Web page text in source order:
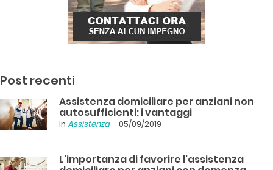
Post recenti
Assistenza domiciliare per anziani non
autosufficienti: i vantaggi
in Assistenza 05/09/2019
L’importanza di favorire l’assistenza